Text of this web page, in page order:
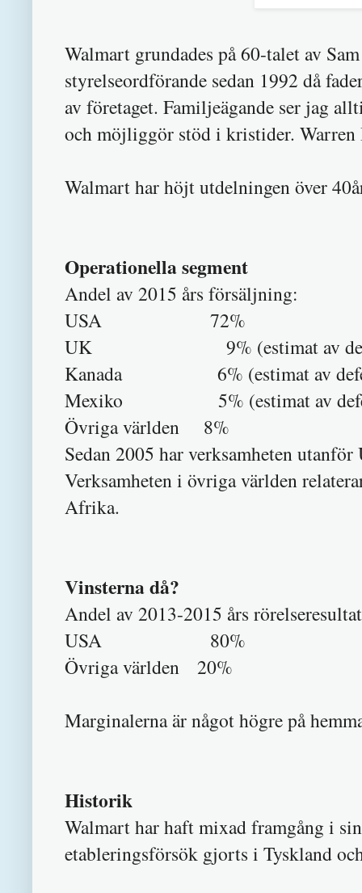
Walmart grundades på 60-talet av
styrelseordförande sedan 1992 då
av företaget. Familjeägande ser jag
och möjliggör stöd i kristider. Warren
Walmart har höjt utdelningen över
Operationella segment
Andel av 2015 års försäljning:
USA 72%
UK 9% (estimat av
Kanada 6% (estimat av
Mexiko 5% (estimat av
Övriga världen 8%
Sedan 2005 har verksamheten
Verksamheten i övriga världen
Afrika.
Vinsterna då?
Andel av 2013-2015 års
USA 80%
Övriga världen 20%
Marginalerna är något högre på
Historik
Walmart har haft mixad framgång i
etableringsförsök gjorts i Tyskland